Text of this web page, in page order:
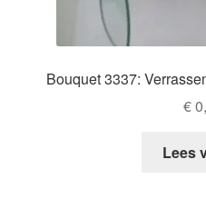
Bouquet 3337:
€
Lees